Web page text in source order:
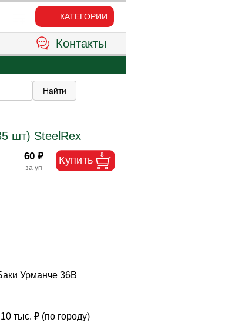
КАТЕГОРИИ
Контакты
шт) SteelRex
60 ₽
Урманче 36В
тыс. ₽ (по городу)